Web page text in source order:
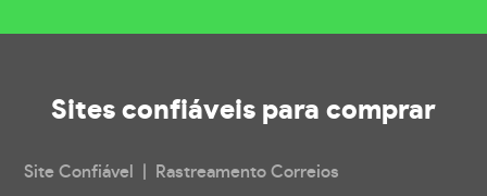
Sites confiáveis para comprar
Site Confiável | Rastreamento Correios